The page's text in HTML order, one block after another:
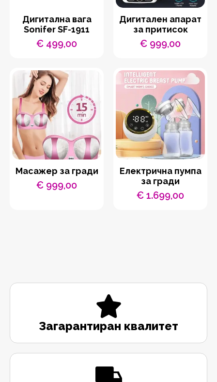
Дигитална вага
Sonifer SF-1911
€ 499,00
Дигитален апарат
за притисок
€ 999,00
Масажер за гради
€ 999,00
Електрична пумпа
за гради
€ 1.699,00
Загарантиран квалитет